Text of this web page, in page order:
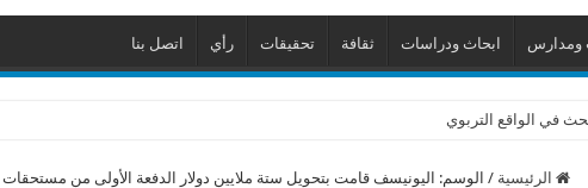
ومدارس ابحاث ودراسات ثقافة تحقيقات رأي اتصل بنا
في الواقع التربوي
الرئيسية / الوسم: اليونيسف قامت بتحويل ستة ملايين دولار الدفعة الأولى من